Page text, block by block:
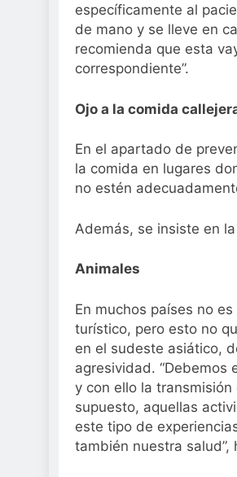
específicamente al
de mano y se lleve en
recomienda que esta
correspondiente”.
Ojo a la comida
En el apartado de
la comida en lugares
no estén
Además, se insiste en
Animales
En muchos países no
turístico, pero esto no
en el sudeste asiático,
agresividad. “Debemos
y con ello la
supuesto, aquellas
este tipo de
también nuestra salud”,